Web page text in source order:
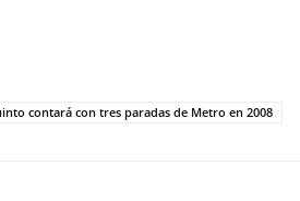
contará con tres paradas de Metro en 2008